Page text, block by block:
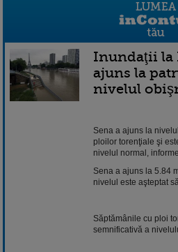
Inundaţii la
ajuns la
nivelul
Sena a ajuns la
ploilor torenţiale şi
nivelul normal,
Sena a ajuns la 5.84
nivelul este aşteptat
Săptămânile cu ploi
semnificativă a